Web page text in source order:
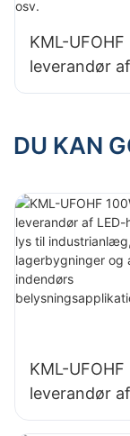
KML-UFOHF
leverandør
high bay-lys
belysning i
DU KAN
KML-UFOHF
leverandør
high bay-lys